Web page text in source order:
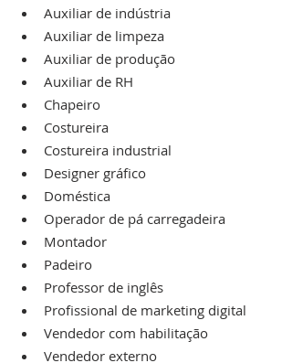
Auxiliar de indústria
Auxiliar de limpeza
Auxiliar de produção
Auxiliar de RH
Chapeiro
Costureira
Costureira industrial
Designer gráfico
Doméstica
Operador de pá carregadeira
Montador
Padeiro
Professor de inglês
Profissional de marketing digital
Vendedor com habilitação
Vendedor externo